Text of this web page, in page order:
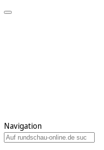
Navigation